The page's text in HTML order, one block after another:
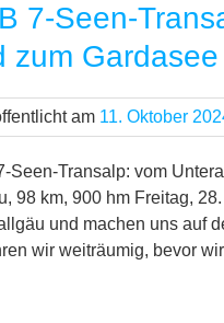
7-Seen-
zum Gardasee
am 11. Oktober
Seen-Transalp: vom
98 km, 900 hm Freitag,
und machen uns auf
wir weiträumig, bevor